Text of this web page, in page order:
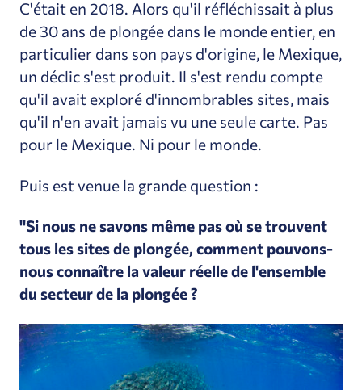
C'était en 2018. Alors qu'il réfléchissait à plus
de 30 ans de plongée dans le monde entier, en
particulier dans son pays d'origine, le Mexique,
un déclic s'est produit. Il s'est rendu compte
qu'il avait exploré d'innombrables sites, mais
qu'il n'en avait jamais vu une seule carte. Pas
pour le Mexique. Ni pour le monde.
Puis est venue la grande question :
"Si nous ne savons même pas où se trouvent
tous les sites de plongée, comment pouvons-
nous connaître la valeur réelle de l'ensemble
du secteur de la plongée ?